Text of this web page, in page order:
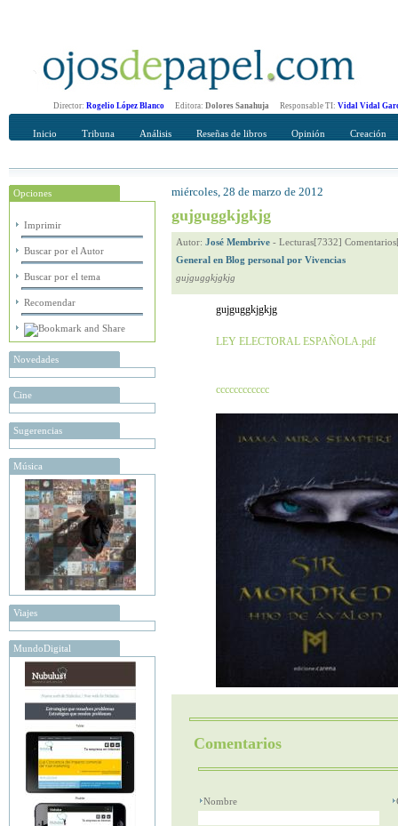
Director: Rogelio López Blanco Editora: Dolores Sanahuja Responsable TI: Vidal Vidal
Inicio Tribuna Análisis Reseñas de libros Opinión Creación
Opciones
Imprimir
Buscar por el Autor
Buscar por el tema
Recomendar
Novedades
Cine
Sugerencias
Música
Viajes
MundoDigital
Recomendar
Su nombre Completo
miércoles, 28 de marzo de 2012
gujguggkjgkjg
Autor: José Membrive - Lecturas[7332]
General en Blog personal por Vivencias
gujguggkjgkjg
gujguggkjgkjg
LEY ELECTORAL ESPAÑOLA.pdf
cccccccccccc
Comentarios
Nombre